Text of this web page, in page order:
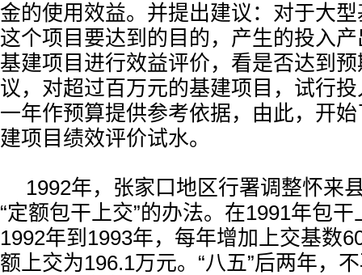
金的使用效益。并提出建议：对于大
这个项目要达到的目的，产生的投入
基建项目进行效益评价，看是否达到
议，对超过百万元的基建项目，试行
一年作预算提供参考依据，由此，开
建项目绩效评价试水。
1992年，张家口地区行署调整怀来
“定额包干上交”的办法。在1991年包
1992年到1993年，每年增加上交基数
额上交为196.1万元。“八五”后两年，